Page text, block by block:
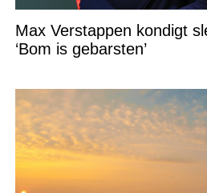
Max Verstappen kondigt
‘Bom is gebarsten’